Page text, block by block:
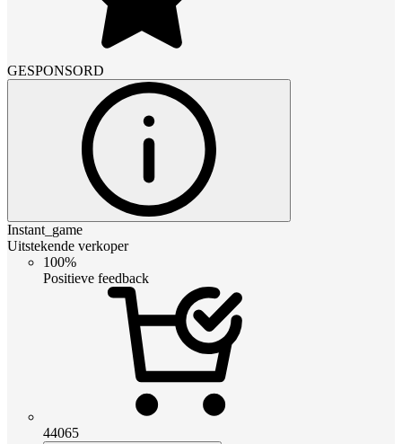
GESPONSORD
Instant_game
Uitstekende verkoper
100%
Positieve feedback
44065